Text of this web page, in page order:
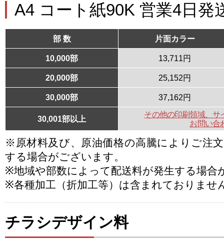
A4 コート紙90K 営業4日発
部 数 片面カラー
10,000部 13,711円
20,000部 25,152円
30,000部 37,162円
30,001部以上
その他の印刷領域、サ
お問い合
※原材料及び、原油価格の高騰によりご注
する場合がございます。
※地域や部数によって配送料が発生する場合
※各種加工（折加工等）は含まれておりませ
チラシデザイン料